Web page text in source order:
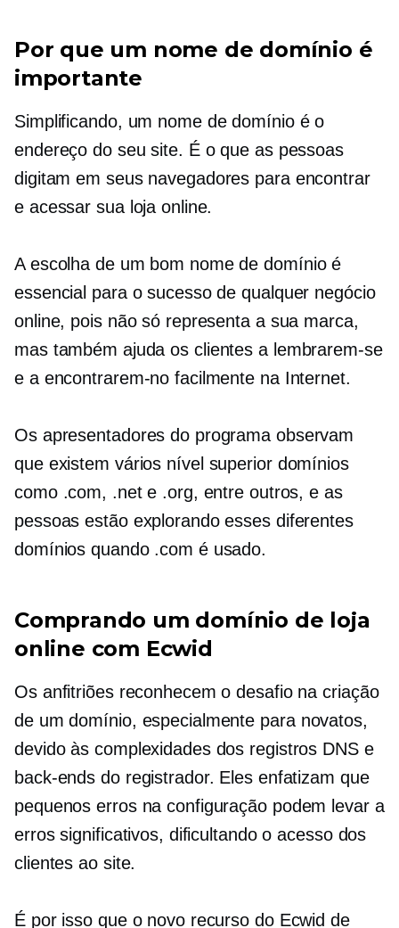
Por que um nome de domínio é
importante
Simplificando, um nome de domínio é o
endereço do seu site. É o que as pessoas
digitam em seus navegadores para encontrar
e acessar sua loja online.
A escolha de um bom nome de domínio é
essencial para o sucesso de qualquer negócio
online, pois não só representa a sua marca,
mas também ajuda os clientes a lembrarem-se
e a encontrarem-no facilmente na Internet.
Os apresentadores do programa observam
que existem vários nível superiordomínios
como .com, .net e .org, entre outros, e as
pessoas estão explorando esses diferentes
domínios quando .com é usado.
Comprando um domínio de loja
online com Ecwid
Os anfitriões reconhecem o desafio na criação
de um domínio, especialmente para novatos,
devido às complexidades dos registros DNS e
back-ends do registrador. Eles enfatizam que
pequenos erros na configuração podem levar a
erros significativos, dificultando o acesso dos
clientes ao site.
É por isso que o novo recurso do Ecwid de